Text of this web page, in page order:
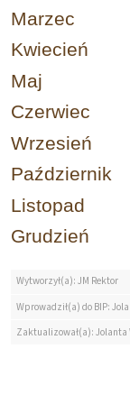
Marzec
Kwiecień
Maj
Czerwiec
Wrzesień
Październik
Listopad
Grudzień
Wytworzył(a): JM Rektor
Wprowadził(a) do BIP:
Zaktualizował(a): Jolanta